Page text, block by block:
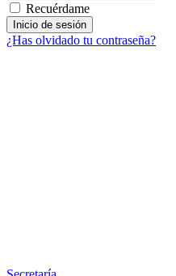
Recuérdame
¿Has olvidado tu contraseña?